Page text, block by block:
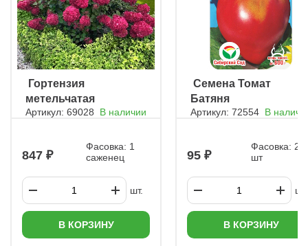
ㅤ Гортензия
метельчатая
Самарская Лидия
Артикул: 69028 В наличии
847
Фасовка: 1
саженец
шт.
В КОРЗИНУ
ㅤ Семена Томат
Батяня
Артикул: 72554 В
95
Фасовка: 20
шт
шт.
В КОРЗИНУ